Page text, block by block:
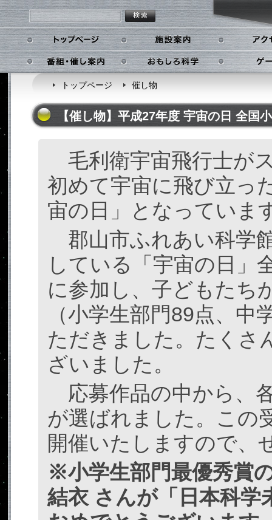
トップページ 施設案内
番組・催し案内 おもしろ科学
トップページ 催し物
【催し物】平成27年度 宇宙の日 全国
毛利衛宇宙飛行士が
初めて宇宙に飛び立っ
宙の日」となっていま
郡山市ふれあい科学
している「宇宙の日」
に参加し、子どもたち
（小学生部門89点、
ただきました。たくさ
ざいました。
応募作品の中から、
が選ばれました。この
開催いたしますので、
※小学生部門最優秀賞
結衣 さんが「日本科学